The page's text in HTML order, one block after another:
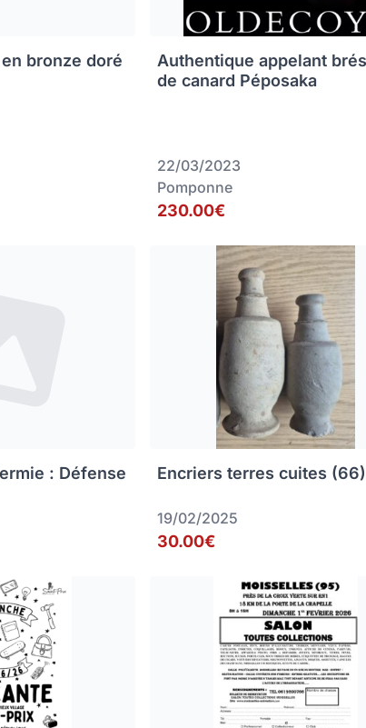
bronze doré
Authentique appelant
de canard Péposaka
22/03/2023
Pomponne
230.00€
: Défense
Encriers terres cuites (66)
19/02/2025
30.00€